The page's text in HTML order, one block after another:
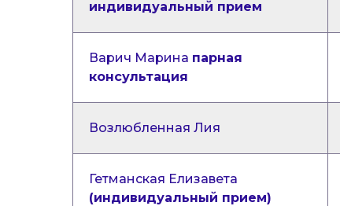
индивидуальный прием
Варич Марина парная
консультация
Возлюбленная Лия
Гетманская Елизавета
(индивидуальный прием)